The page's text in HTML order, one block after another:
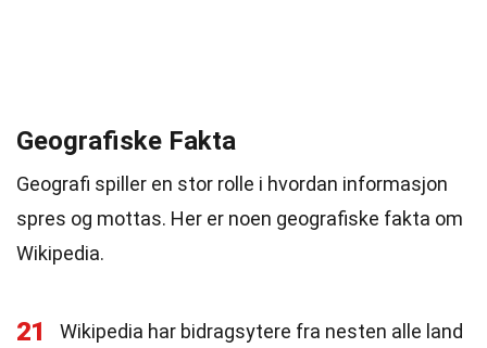
Geografiske Fakta
Geografi spiller en stor rolle i hvordan informasjon
spres og mottas. Her er noen geografiske fakta om
Wikipedia.
21
Wikipedia har bidragsytere fra nesten alle land